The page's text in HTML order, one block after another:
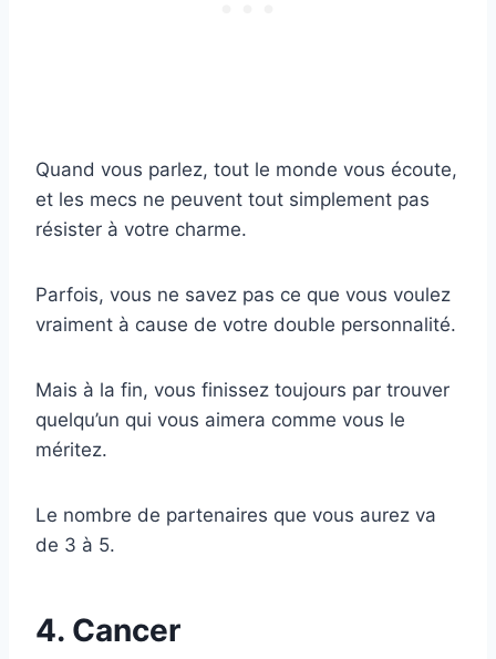
Quand vous parlez, tout le monde vous écoute,
et les mecs ne peuvent tout simplement pas
résister à votre charme.
Parfois, vous ne savez pas ce que vous voulez
vraiment à cause de votre double personnalité.
Mais à la fin, vous finissez toujours par trouver
quelqu’un qui vous aimera comme vous le
méritez.
Le nombre de partenaires que vous aurez va
de 3 à 5.
4. Cancer